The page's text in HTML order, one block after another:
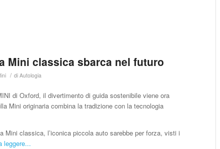
Mini classica sbarca nel futuro
/ diAutologia
di Oxford, il divertimento di guida sostenibile viene ora
Mini originaria combina la tradizione con la tecnologia
classica, l’iconica piccola auto sarebbe per forza, visti i
leggere...